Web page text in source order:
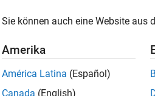
Sie können auch eine Website aus
Amerika
América Latina (Español)
Canada (English)